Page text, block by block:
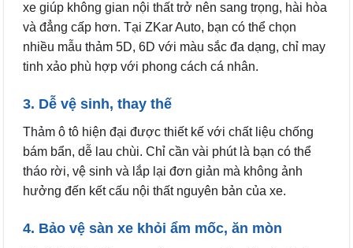
xe giúp không gian nội thất trở nên sang trọng, hài hòa
và đẳng cấp hơn. Tại ZKar Auto, bạn có thể chọn
nhiều mẫu thảm 5D, 6D với màu sắc đa dạng, chỉ may
tinh xảo phù hợp với phong cách cá nhân.
3. Dễ vệ sinh, thay thế
Thảm ô tô hiện đại được thiết kế với chất liệu chống
bám bẩn, dễ lau chùi. Chỉ cần vài phút là bạn có thể
tháo rời, vệ sinh và lắp lại đơn giản mà không ảnh
hưởng đến kết cấu nội thất nguyên bản của xe.
4. Bảo vệ sàn xe khỏi ẩm mốc, ăn mòn